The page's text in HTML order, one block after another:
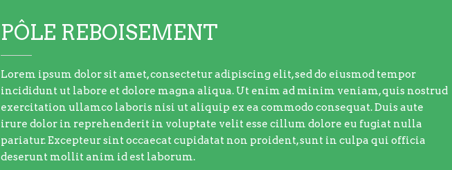
PÔLE REBOISEMENT
Lorem ipsum dolor sit amet, consectetur adipiscing elit, sed do eiusmod tempor
incididunt ut labore et dolore magna aliqua. Ut enim ad minim veniam, quis nostrud
exercitation ullamco laboris nisi ut aliquip ex ea commodo consequat. Duis aute
irure dolor in reprehenderit in voluptate velit esse cillum dolore eu fugiat nulla
pariatur. Excepteur sint occaecat cupidatat non proident, sunt in culpa qui officia
deserunt mollit anim id est laborum.